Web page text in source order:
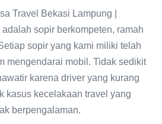
Travel Bekasi Lampung |
sopir berkompeten, ramah
sopir yang kami miliki telah
mengendarai mobil. Tidak sedikit
karena driver yang kurang
kasus kecelakaan travel yang
berpengalaman.